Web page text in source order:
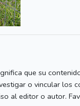
que su
o vincular
al editor o autor.